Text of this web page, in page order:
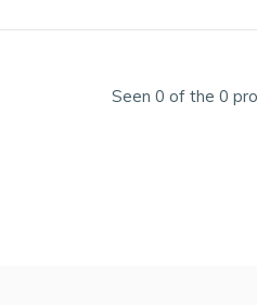
Seen 0 of the 0